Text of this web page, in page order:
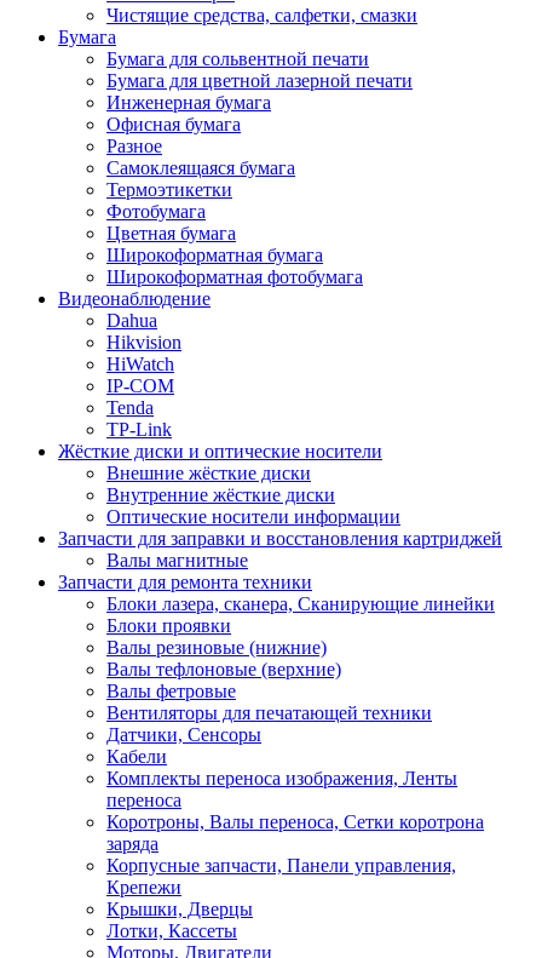
Чистящие средства, салфетки, смазки
Бумага
Бумага для сольвентной печати
Бумага для цветной лазерной печати
Инженерная бумага
Офисная бумага
Разное
Самоклеящаяся бумага
Термоэтикетки
Фотобумага
Цветная бумага
Широкоформатная бумага
Широкоформатная фотобумага
Видеонаблюдение
Dahua
Hikvision
HiWatch
IP-COM
Tenda
TP-Link
Жёсткие диски и оптические носители
Внешние жёсткие диски
Внутренние жёсткие диски
Оптические носители информации
Запчасти для заправки и восстановления картриджей
Валы магнитные
Запчасти для ремонта техники
Блоки лазера, сканера, Сканирующие линейки
Блоки проявки
Валы резиновые (нижние)
Валы тефлоновые (верхние)
Валы фетровые
Вентиляторы для печатающей техники
Датчики, Сенсоры
Кабели
Комплекты переноса изображения, Ленты
переноса
Коротроны, Валы переноса, Сетки коротрона
заряда
Корпусные запчасти, Панели управления,
Крепежи
Крышки, Дверцы
Лотки, Кассеты
Моторы, Двигатели